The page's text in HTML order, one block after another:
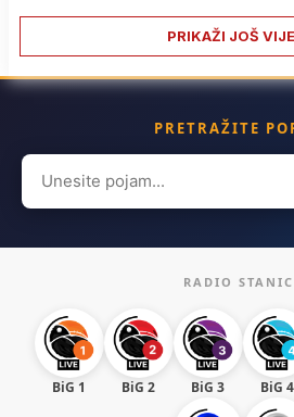
PRIKAŽI JOŠ
PRETRAŽITE
Search
for:
RADIO
BiG 1 BiG 2 BiG 3 BiG 4